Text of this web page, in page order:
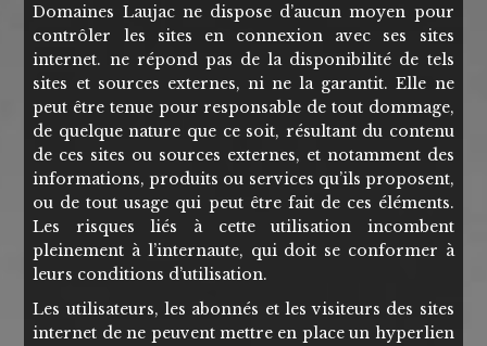
Domaines Laujac ne dispose d’aucun moyen pour
contrôler les sites en connexion avec ses sites
internet. ne répond pas de la disponibilité de tels
sites et sources externes, ni ne la garantit. Elle ne
peut être tenue pour responsable de tout dommage,
de quelque nature que ce soit, résultant du contenu
de ces sites ou sources externes, et notamment des
informations, produits ou services qu’ils proposent,
ou de tout usage qui peut être fait de ces éléments.
Les risques liés à cette utilisation incombent
pleinement à l’internaute, qui doit se conformer à
leurs conditions d’utilisation.
Les utilisateurs, les abonnés et les visiteurs des sites
internet de ne peuvent mettre en place un hyperlien